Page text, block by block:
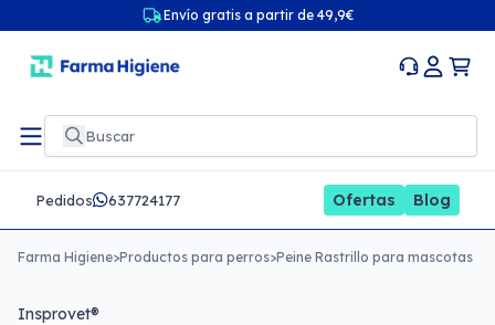
Envío gratis a partir de 49,9€
Pedidos 637724177 Ofertas Blog
Farma Higiene>Productos para perros>Peine Rastrillo para mascotas
Insprovet®